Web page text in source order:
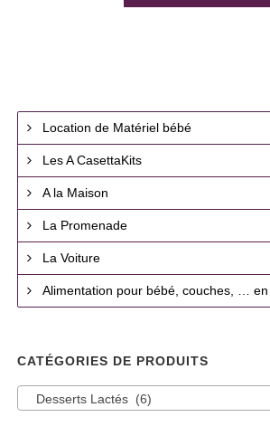
Location de Matériel bébé
Les A CasettaKits
A la Maison
La Promenade
La Voiture
Alimentation pour bébé, couches, …
CATÉGORIES DE PRODUITS
Desserts Lactés (6)